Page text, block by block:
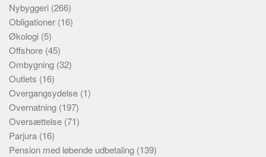
Nybyggeri (266)
Obligationer (16)
Økologi (5)
Offshore (45)
Ombygning (32)
Outlets (16)
Overgangsydelse (1)
Overnatning (197)
Oversættelse (71)
Parjura (16)
Pension med løbende udbetaling (139)